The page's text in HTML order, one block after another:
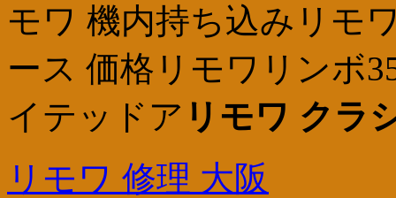
モワ 機内持ち込みリモ
ース 価格リモワリンボ
イテッドア リモワ クラ
リモワ 修理 大阪